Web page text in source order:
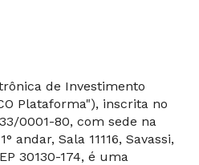
de Investimento
Plataforma"), inscrita no
0001-80, com sede na
andar, Sala 11116, Savassi,
30130-174, é uma